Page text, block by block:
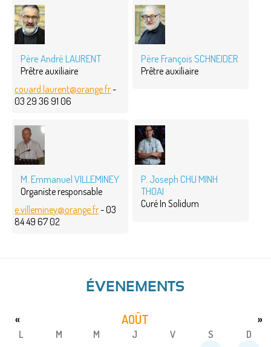
Père André LAURENT
Prêtre auxiliaire
couard.laurent@orange.fr-
03 29 36 91 06
Père François SCHNEIDER
Prêtre auxiliaire
M. Emmanuel VILLEMINEY
Organiste responsable
e.villeminey@orange.fr- 03
84 49 67 02
P. Joseph CHU MINH
THOAI
Curé In Solidum
ÉVENEMENTS
AOÛT
« »
L M M J V S
D